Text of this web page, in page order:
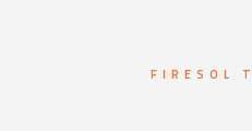
FIRESOL